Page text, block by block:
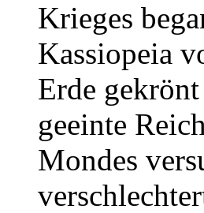
Krieges
Kassiopeia
Erde
geeinte
Mondes